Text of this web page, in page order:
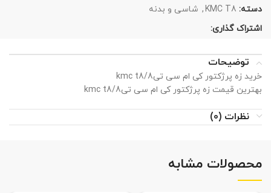
دسته: KMC T8
, شاسی و بدنه
اشتراک گذاری:
توضیحات
خرید زه پرژکتور کی ام سی تی8/kmc t8
بهترین قیمت زه پرژکتور کی ام سی تی8/kmc t8
نظرات (0)
محصولات مشابه